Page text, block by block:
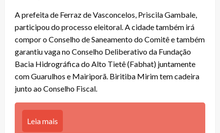
A prefeita de Ferraz de Vasconcelos, Priscila Gambale,
participou do processo eleitoral. A cidade também irá
compor o Conselho de Saneamento do Comitê e também
garantiu vaga no Conselho Deliberativo da Fundação
Bacia Hidrográfica do Alto Tietê (Fabhat) juntamente
com Guarulhos e Mairiporã. Biritiba Mirim tem cadeira
junto ao Conselho Fiscal.
Leia mais